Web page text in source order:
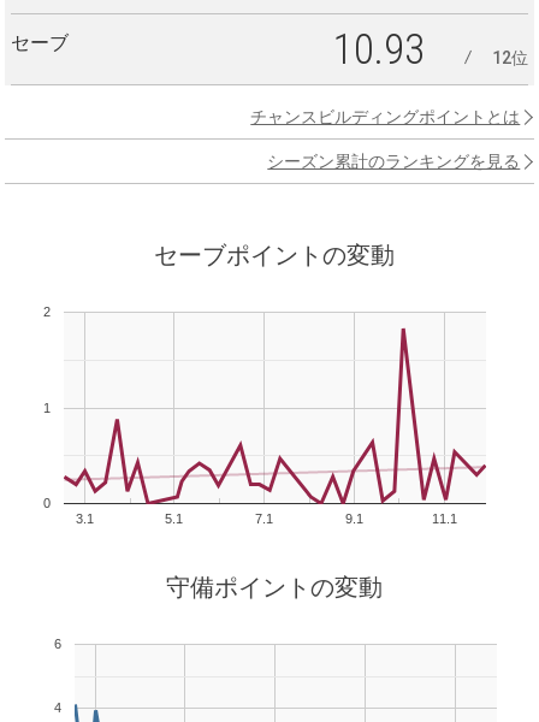
セーブ 10.93 12位
チャンスビルディングポイントとは
シーズン累計のランキングを見る
セーブポイントの変動
3.1 5.1 7.1 9.1 11.1
0
1
2
守備ポイントの変動
4
6